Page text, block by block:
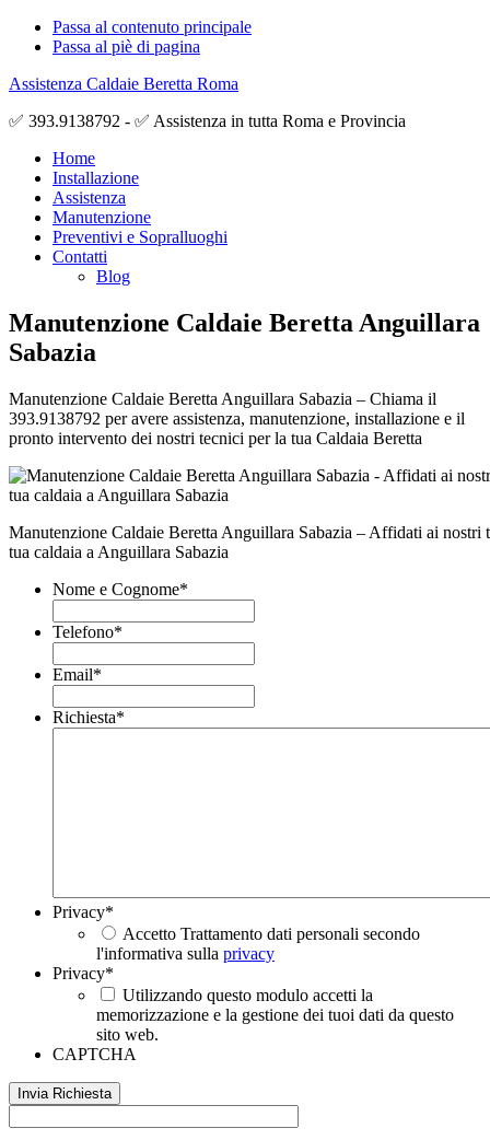
Passa al contenuto principale
Passa al piè di pagina
Assistenza Caldaie Beretta Roma
✅ 393.9138792 - ✅ Assistenza in tutta Roma e Provincia
Home
Installazione
Assistenza
Manutenzione
Preventivi e Sopralluoghi
Contatti
Blog
Manutenzione Caldaie Beretta Anguillara
Sabazia
Manutenzione Caldaie Beretta Anguillara Sabazia – Chiama il
393.9138792 per avere assistenza, manutenzione, installazione e il
pronto intervento dei nostri tecnici per la tua Caldaia Beretta
Manutenzione Caldaie Beretta Anguillara Sabazia – Affidati ai
tua caldaia a Anguillara Sabazia
Nome e Cognome*
Telefono*
Email*
Richiesta*
Privacy*
Accetto Trattamento dati personali secondo
l'informativa sulla privacy
Privacy*
Utilizzando questo modulo accetti la
memorizzazione e la gestione dei tuoi dati da questo
sito web.
CAPTCHA